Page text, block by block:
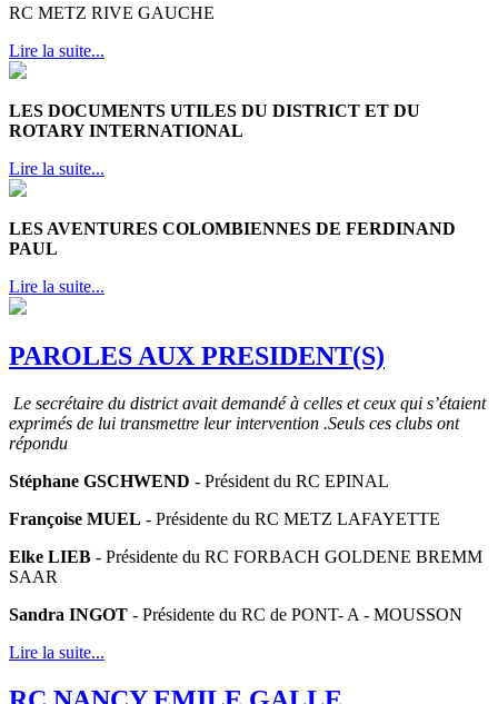
RC METZ RIVE GAUCHE
Lire la suite...
LES DOCUMENTS UTILES DU DISTRICT ET DU
ROTARY INTERNATIONAL
Lire la suite...
LES AVENTURES COLOMBIENNES DE FERDINAND
PAUL
Lire la suite...
PAROLES AUX PRESIDENT(S)
Le secrétaire du district avait demandé à celles et ceux qui s’étaient
exprimés de lui transmettre leur intervention .Seuls ces clubs ont
répondu
Stéphane GSCHWEND - Président du RC EPINAL
Françoise MUEL - Présidente du RC METZ LAFAYETTE
Elke LIEB - Présidente du RC FORBACH GOLDENE BREMM
SAAR
Sandra INGOT - Présidente du RC de PONT- A - MOUSSON
Lire la suite...